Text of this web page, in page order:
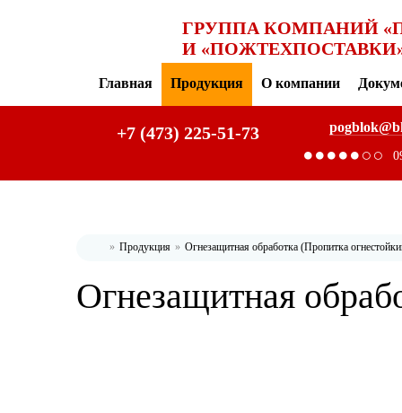
ГРУППА КОМПАНИЙ
И
Главная Продукция О компании
+7 (473) 225-51-73
ГлавнаяПродукция Огнезащитная обработка (Пропитка
Огнезащитная